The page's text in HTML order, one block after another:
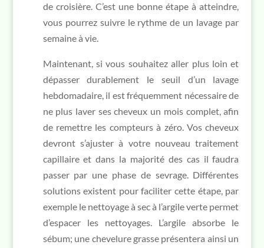
de croisière. C’est une bonne étape à atteindre,
vous pourrez suivre le rythme de un lavage par
semaine à vie.
Maintenant, si vous souhaitez aller plus loin et
dépasser durablement le seuil d’un lavage
hebdomadaire, il est fréquemment nécessaire de
ne plus laver ses cheveux un mois complet, afin
de remettre les compteurs à zéro. Vos cheveux
devront s’ajuster à votre nouveau traitement
capillaire et dans la majorité des cas il faudra
passer par une phase de sevrage. Différentes
solutions existent pour faciliter cette étape, par
exemple le nettoyage à sec à l’argile verte permet
d’espacer les nettoyages. L’argile absorbe le
sébum; une chevelure grasse présentera ainsi un